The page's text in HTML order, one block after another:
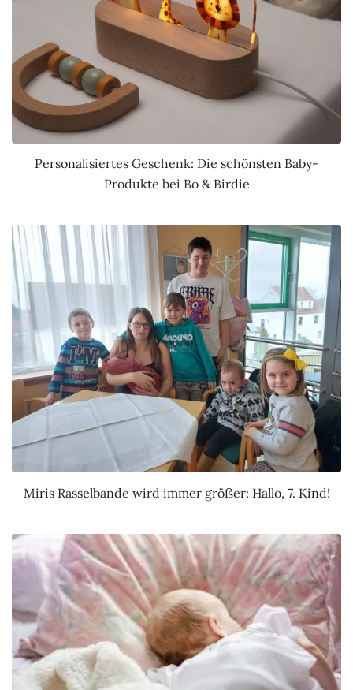
Personalisiertes Geschenk: Die schönsten Baby-
Produkte bei Bo & Birdie
Miris Rasselbande wird immer größer: Hallo, 7. Kind!